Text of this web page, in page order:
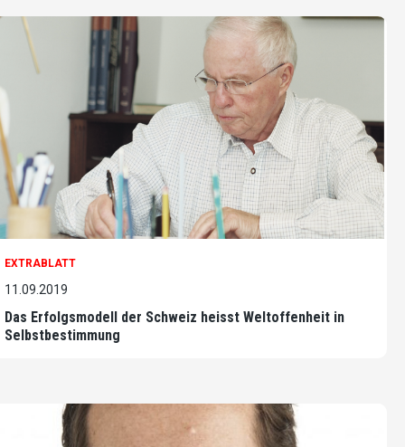
EXTRABLATT
11.09.2019
Das Erfolgsmodell der Schweiz heisst Weltoffenheit in
Selbstbestimmung